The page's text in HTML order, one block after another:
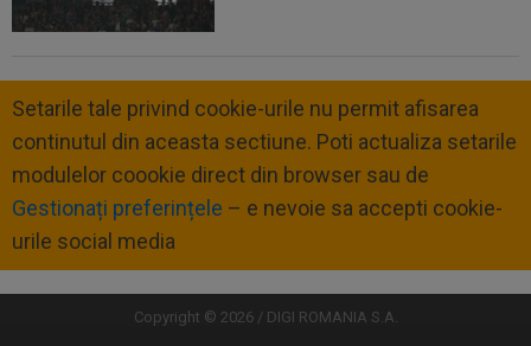
Setarile tale privind cookie-urile nu permit afisarea
continutul din aceasta sectiune. Poti actualiza setarile
modulelor coookie direct din browser sau de
Gestionați preferințele – e nevoie sa accepti cookie-
urile social media
Copyright © 2026 / DIGI ROMANIA S.A.